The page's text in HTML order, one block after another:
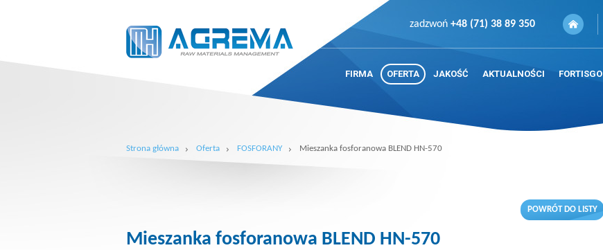
zadzwoń +48 (71) 38 89 350
FIRMA OFERTA JAKOŚĆ AKTUALNOŚCI FORTISGO
Strona główna Oferta FOSFORANY Mieszanka fosforanowa BLEND HN-570
POWRÓT DO LISTY
Mieszanka fosforanowa BLEND HN-570